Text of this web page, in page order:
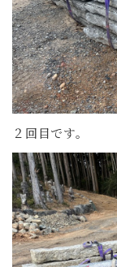
２回目です。